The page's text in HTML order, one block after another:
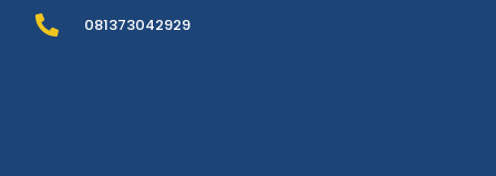
081373042929